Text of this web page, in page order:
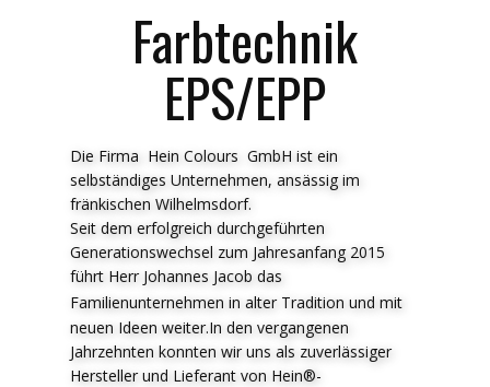
Farbtechnik
EPS/EPP
Die Firma Hein Colours GmbH ist ein
selbständiges Unternehmen, ansässig im
fränkischen Wilhelmsdorf.
Seit dem erfolgreich durchgeführten
Generationswechsel zum Jahresanfang 2015
führt Herr Johannes Jacob das
Familienunternehmen in alter Tradition und mit
neuen Ideen weiter.In den vergangenen
Jahrzehnten konnten wir uns als zuverlässiger
Hersteller und Lieferant von Hein®-